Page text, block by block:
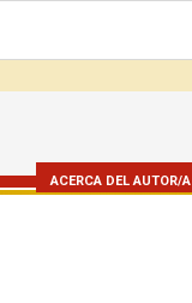
ACERCA DEL AUTOR/A